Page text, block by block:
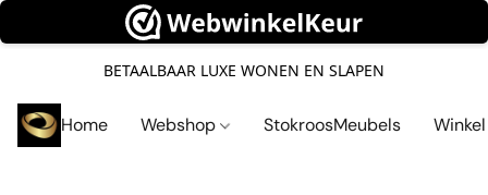
BETAALBAAR LUXE WONEN EN SLAPEN
Home Webshop StokroosMeubels